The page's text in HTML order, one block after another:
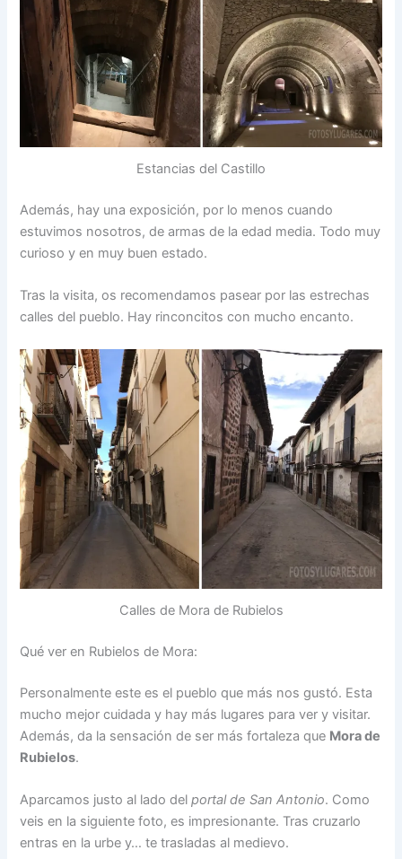
Estancias del Castillo
Además, hay una exposición, por lo menos cuando
estuvimos nosotros, de armas de la edad media. Todo muy
curioso y en muy buen estado.
Tras la visita, os recomendamos pasear por las estrechas
calles del pueblo. Hay rinconcitos con mucho encanto.
Calles de Mora de Rubielos
Qué ver en Rubielos de Mora:
Personalmente este es el pueblo que más nos gustó. Esta
mucho mejor cuidada y hay más lugares para ver y visitar.
Además, da la sensación de ser más fortaleza que Mora de
Rubielos.
Aparcamos justo al lado delportal de San Antonio. Como
veis en la siguiente foto, es impresionante. Tras cruzarlo
entras en la urbe y… te trasladas al medievo.